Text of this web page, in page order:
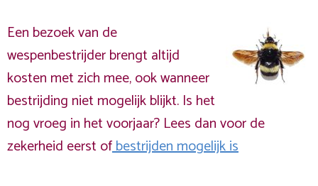
Een bezoek van de
wespenbestrijder brengt altijd
kosten met zich mee, ook wanneer
bestrijding niet mogelijk blijkt. Is het
nog vroeg in het voorjaar? Lees dan voor de
zekerheid eerst ofbestrijden mogelijk is